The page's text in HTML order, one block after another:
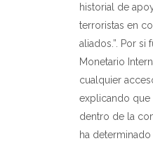
historial de
terroristas en
aliados.”. Por
Monetario
cualquier
explicando que
dentro de la
ha